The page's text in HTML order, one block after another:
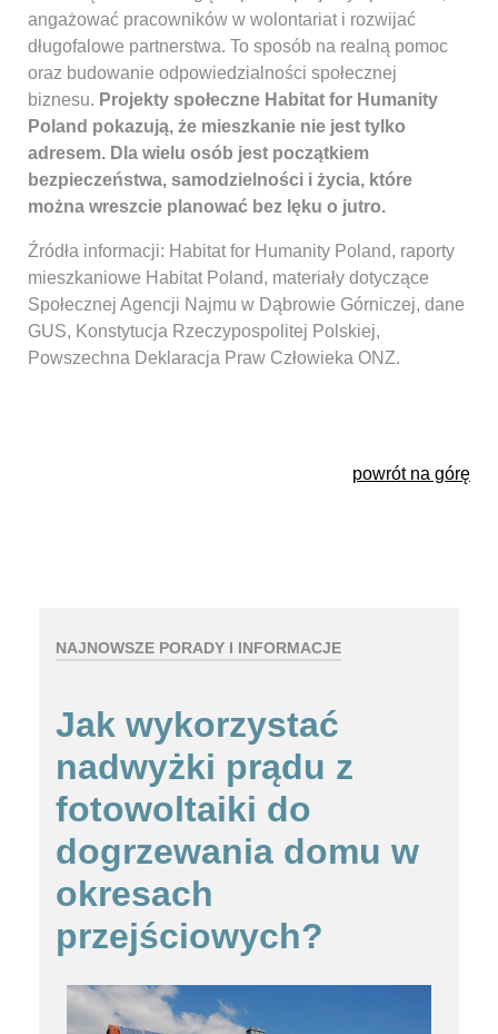
angażować pracowników w wolontariat i rozwijać
długofalowe partnerstwa. To sposób na realną pomoc
oraz budowanie odpowiedzialności społecznej
biznesu. Projekty społeczne Habitat for Humanity
Poland pokazują, że mieszkanie nie jest tylko
adresem. Dla wielu osób jest początkiem
bezpieczeństwa, samodzielności i życia, które
można wreszcie planować bez lęku o jutro.
Źródła informacji: Habitat for Humanity Poland, raporty
mieszkaniowe Habitat Poland, materiały dotyczące
Społecznej Agencji Najmu w Dąbrowie Górniczej, dane
GUS, Konstytucja Rzeczypospolitej Polskiej,
Powszechna Deklaracja Praw Człowieka ONZ.
powrót na górę
NAJNOWSZE PORADY I INFORMACJE
Jak wykorzystać
nadwyżki prądu z
fotowoltaiki do
dogrzewania domu w
okresach
przejściowych?